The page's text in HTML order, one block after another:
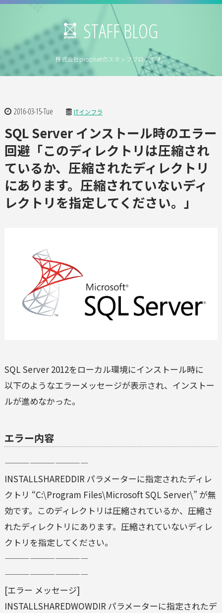
STAFF BLOG
株式会社prophetのスタッフブログです。
2016-03-15-Tue ITインフラ
SQL Server インストール時のエラー
回避「このディレクトリは圧縮され
ているか、圧縮されたディレクトリ
にあります。圧縮されていないディ
レクトリを指定してください。」
SQL Server 2012をローカル環境にインストール時に
以下のようなエラーメッセージが表示され、インストー
ルが進めなかった。
エラー内容
——————————
INSTALLSHAREDDIR パラメーターに指定されたディレ
クトリ “C:\Program Files\Microsoft SQL Server\” が無
効です。このディレクトリは圧縮されているか、圧縮さ
れたディレクトリにあります。圧縮されていないディレ
クトリを指定してください。
——————————
——————————
[エラー メッセージ]
INSTALLSHAREDWOWDIR パラメーターに指定されたデ